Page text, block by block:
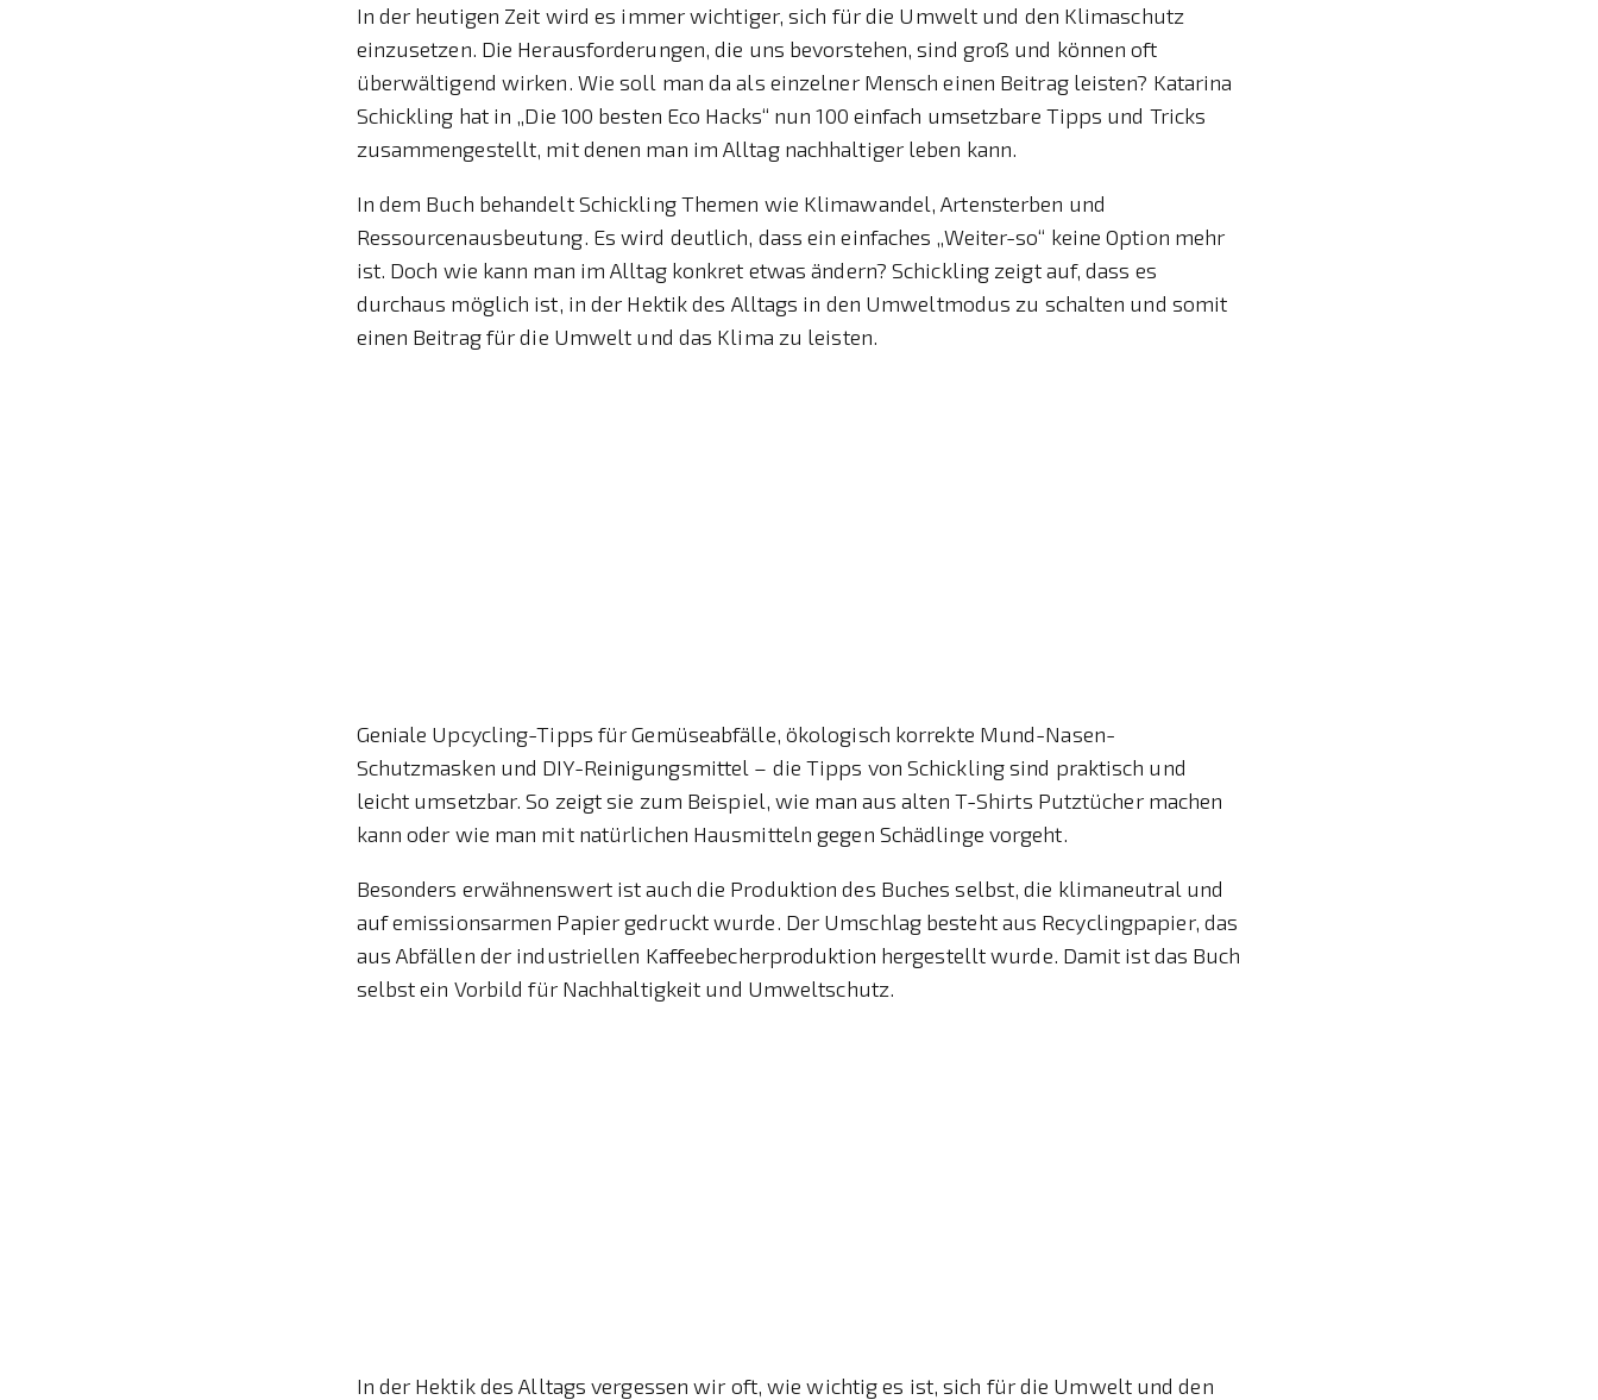
In der heutigen Zeit wird es immer wichtiger, sich für die Umwelt und den Klimaschutz
einzusetzen. Die Herausforderungen, die uns bevorstehen, sind groß und können oft
überwältigend wirken. Wie soll man da als einzelner Mensch einen Beitrag leisten? Katarina
Schickling hat in „Die 100 besten Eco Hacks“ nun 100 einfach umsetzbare Tipps und Tricks
zusammengestellt, mit denen man im Alltag nachhaltiger leben kann.
In dem Buch behandelt Schickling Themen wie Klimawandel, Artensterben und
Ressourcenausbeutung. Es wird deutlich, dass ein einfaches „Weiter-so“ keine Option mehr
ist. Doch wie kann man im Alltag konkret etwas ändern? Schickling zeigt auf, dass es
durchaus möglich ist, in der Hektik des Alltags in den Umweltmodus zu schalten und somit
einen Beitrag für die Umwelt und das Klima zu leisten.
Geniale Upcycling-Tipps für Gemüseabfälle, ökologisch korrekte Mund-Nasen-
Schutzmasken und DIY-Reinigungsmittel – die Tipps von Schickling sind praktisch und
leicht umsetzbar. So zeigt sie zum Beispiel, wie man aus alten T-Shirts Putztücher machen
kann oder wie man mit natürlichen Hausmitteln gegen Schädlinge vorgeht.
Besonders erwähnenswert ist auch die Produktion des Buches selbst, die klimaneutral und
auf emissionsarmen Papier gedruckt wurde. Der Umschlag besteht aus Recyclingpapier, das
aus Abfällen der industriellen Kaffeebecherproduktion hergestellt wurde. Damit ist das Buch
selbst ein Vorbild für Nachhaltigkeit und Umweltschutz.
In der Hektik des Alltags vergessen wir oft, wie wichtig es ist, sich für die Umwelt und den